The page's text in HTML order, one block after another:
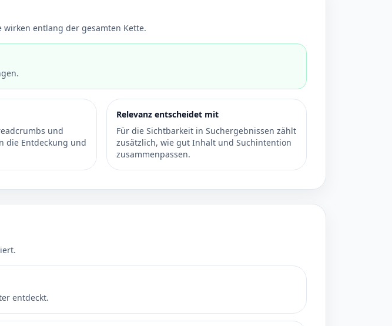
entlang der gesamten Kette.
und
die Entdeckung und
Relevanz entscheidet mit
Für die Sichtbarkeit in Suchergebnissen zählt
zusätzlich, wie gut Inhalt und Suchintention
zusammenpassen.
entdeckt.